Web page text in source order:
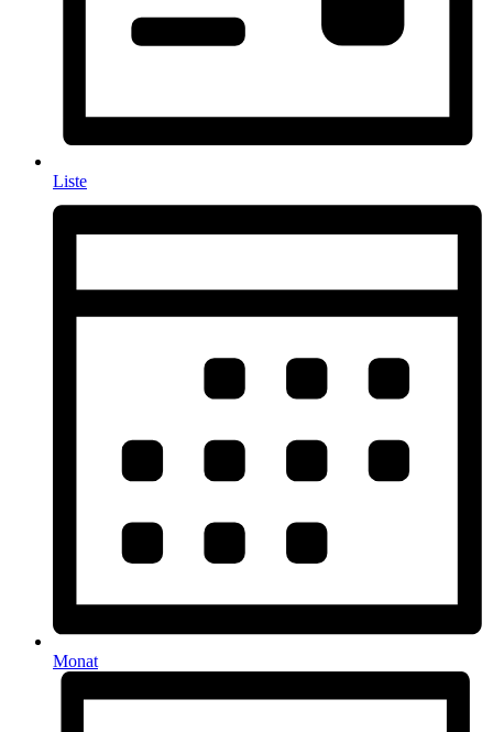
Liste
Monat